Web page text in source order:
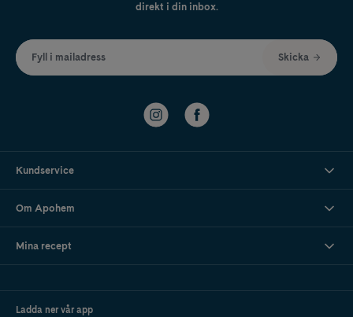
direkt i din inbox.
Fyll i mailadress Skicka
Kundservice
Om Apohem
Mina recept
Ladda ner vår app